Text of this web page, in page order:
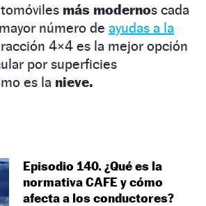
más modernos cada
número de ayudas a la
4×4 es la mejor opción
por superficies
es la nieve.
Episodio 140. ¿Qué es la
normativa CAFE y cómo
afecta a los conductores?